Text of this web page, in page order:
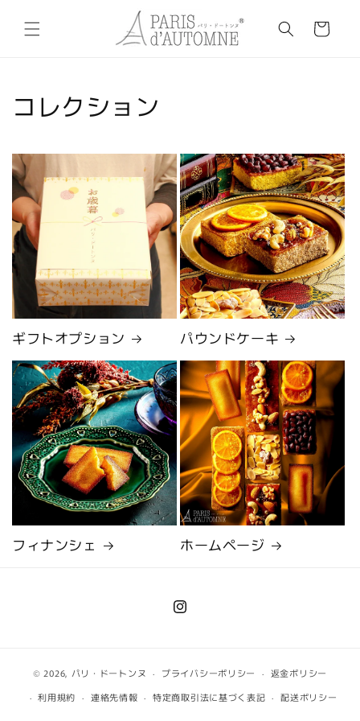
ンツに
進む
ー
コレクション
ギフトオプション パウンドケーキ
フィナンシェ ホームページ
Instagram
© 2026, パリ・ドートンヌ プライバシーポリシー
返金ポリシー
利用規約
連絡先情報 特定商取引法に基づく表記 配送ポリシー